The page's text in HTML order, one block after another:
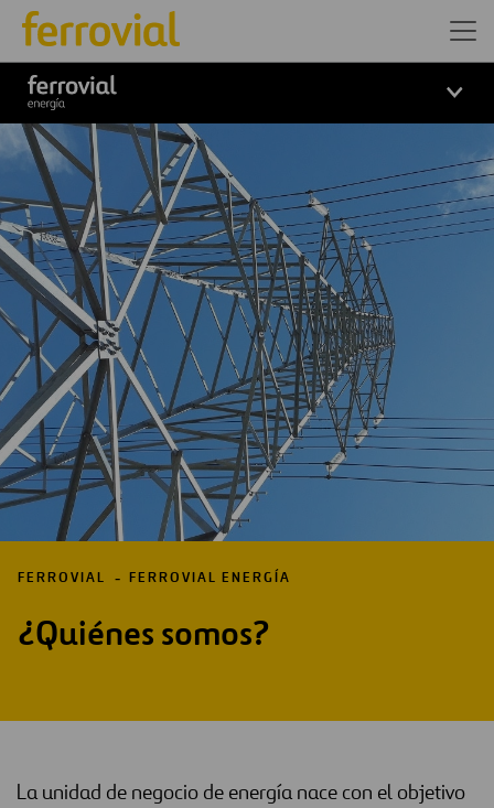
FERROVIAL FERROVIAL ENERGÍA
¿Quiénes somos?
La unidad de negocio de energía nace con el objetivo